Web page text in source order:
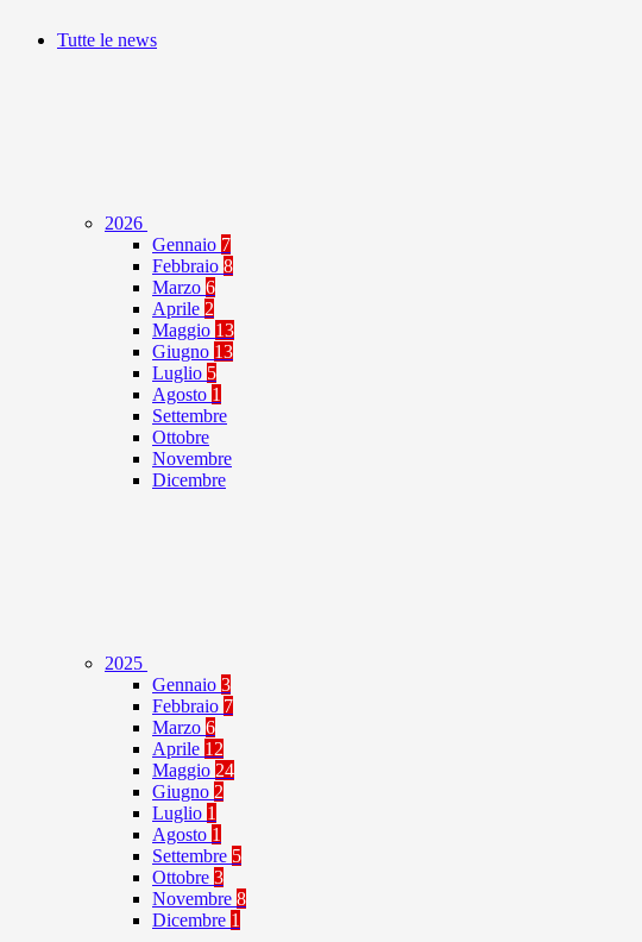
Tutte le news
2026
Gennaio 7
Febbraio 8
Marzo 6
Aprile 2
Maggio 13
Giugno 13
Luglio 5
Agosto 1
Settembre
Ottobre
Novembre
Dicembre
2025
Gennaio 3
Febbraio 7
Marzo 6
Aprile 12
Maggio 24
Giugno 2
Luglio 1
Agosto 1
Settembre 5
Ottobre 3
Novembre 8
Dicembre 1